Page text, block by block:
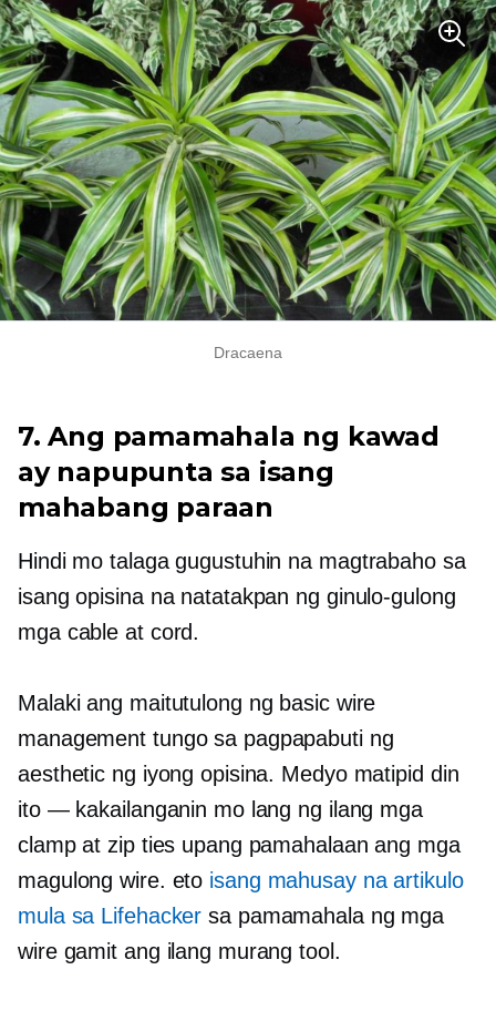
Dracaena
7. Ang pamamahala ng kawad
ay napupunta sa isang
mahabang paraan
Hindi mo talaga gugustuhin na magtrabaho sa
isang opisina na natatakpan ng ginulo-gulong
mga cable at cord.
Malaki ang maitutulong ng basic wire
management tungo sa pagpapabuti ng
aesthetic ng iyong opisina. Medyo matipid din
ito — kakailanganin mo lang ng ilang mga
clamp at zip ties upang pamahalaan ang mga
magulong wire. eto isang mahusay na artikulo
mula sa Lifehacker sa pamamahala ng mga
wire gamit ang ilang murang tool.